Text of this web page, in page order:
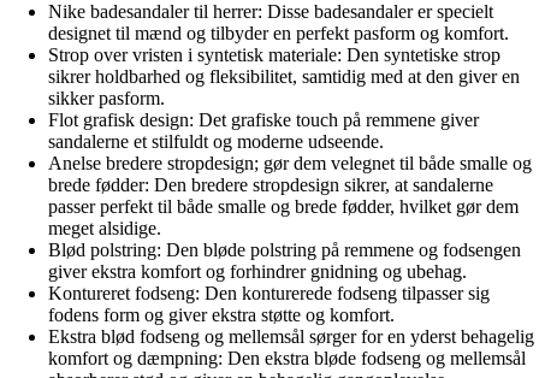
Nike badesandaler til herrer: Disse badesandaler er specielt
designet til mænd og tilbyder en perfekt pasform og komfort.
Strop over vristen i syntetisk materiale: Den syntetiske strop
sikrer holdbarhed og fleksibilitet, samtidig med at den giver en
sikker pasform.
Flot grafisk design: Det grafiske touch på remmene giver
sandalerne et stilfuldt og moderne udseende.
Anelse bredere stropdesign; gør dem velegnet til både smalle og
brede fødder: Den bredere stropdesign sikrer, at sandalerne
passer perfekt til både smalle og brede fødder, hvilket gør dem
meget alsidige.
Blød polstring: Den bløde polstring på remmene og fodsengen
giver ekstra komfort og forhindrer gnidning og ubehag.
Kontureret fodseng: Den konturerede fodseng tilpasser sig
fodens form og giver ekstra støtte og komfort.
Ekstra blød fodseng og mellemsål sørger for en yderst behagelig
komfort og dæmpning: Den ekstra bløde fodseng og mellemsål